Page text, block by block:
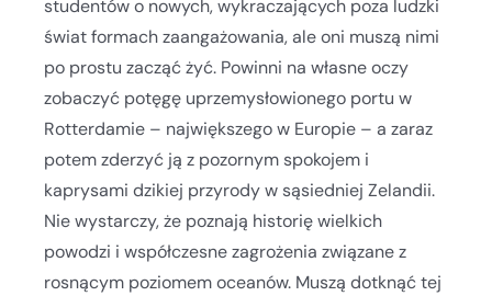
studentów o nowych, wykraczających poza ludzki
świat formach zaangażowania, ale oni muszą nimi
po prostu zacząć żyć. Powinni na własne oczy
zobaczyć potęgę uprzemysłowionego portu w
Rotterdamie – największego w Europie – a zaraz
potem zderzyć ją z pozornym spokojem i
kaprysami dzikiej przyrody w sąsiedniej Zelandii.
Nie wystarczy, że poznają historię wielkich
powodzi i współczesne zagrożenia związane z
rosnącym poziomem oceanów. Muszą dotknąć tej